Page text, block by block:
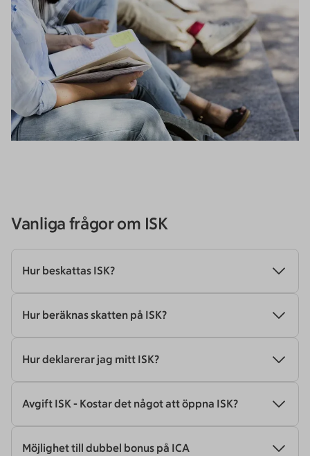
Vanliga frågor om ISK
Hur beskattas ISK?
Hur beräknas skatten på ISK?
Hur deklarerar jag mitt ISK?
Avgift ISK - Kostar det något att öppna ISK?
Möjlighet till dubbel bonus på ICA